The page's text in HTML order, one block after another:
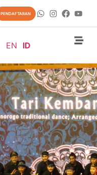
PENDAFTARAN
EN ID